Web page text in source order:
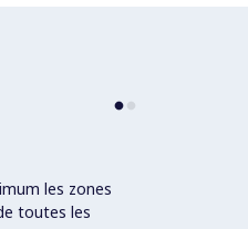
les zones
toutes les